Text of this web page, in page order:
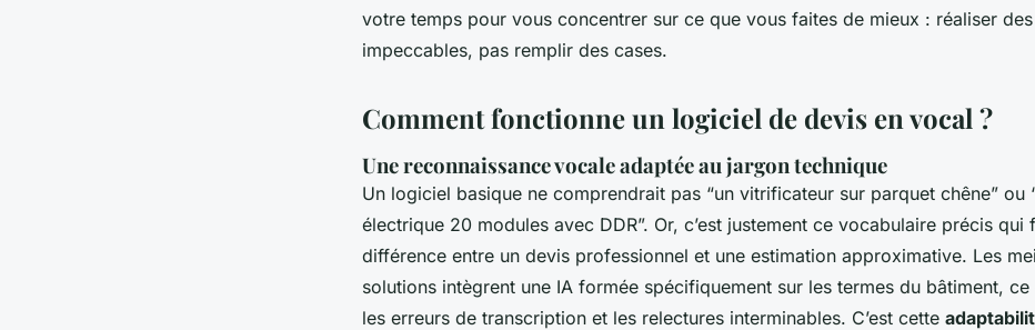
votre temps pour vous concentrer sur ce que vous faites de mieux : réaliser
impeccables, pas remplir des cases.
Comment fonctionne un logiciel de devis en vocal ?
Une reconnaissance vocale adaptée au jargon technique
Un logiciel basique ne comprendrait pas “un vitrificateur sur parquet chêne” ou
électrique 20 modules avec DDR”. Or, c’est justement ce vocabulaire précis qui
différence entre un devis professionnel et une estimation approximative. Les
solutions intègrent une IA formée spécifiquement sur les termes du bâtiment,
les erreurs de transcription et les relectures interminables. C’est cette